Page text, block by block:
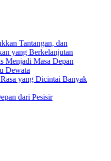
Tantangan, dan
yang Berkelanjutan
Menjadi Masa Depan
Dewata
yang Dicintai Banyak
dari Pesisir